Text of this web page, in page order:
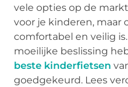
vele opties op de
voor je kinderen, maar
comfortabel en veilig
moeilijke beslissing
beste kinderfietsen
goedgekeurd. Lees